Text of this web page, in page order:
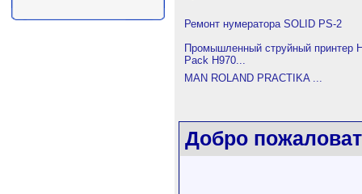
Ремонт нумератора SOLID PS-2
Промышленный струйный принтер
Pack H970...
MAN ROLAND PRACTIKA ...
Добро